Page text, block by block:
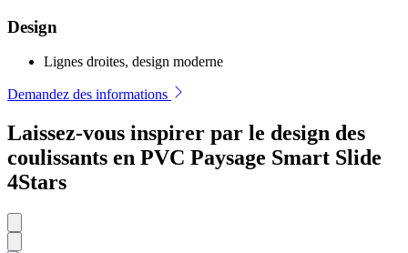
Design
Lignes droites, design moderne
Demandez des informations
Laissez-vous inspirer par le design des
coulissants en PVC Paysage Smart Slide
4Stars